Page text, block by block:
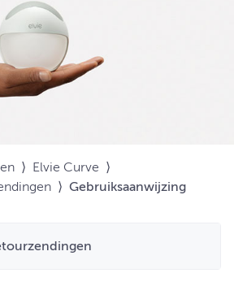
⟩ Elvie Curve ⟩
⟩ Gebruiksaanwijzing